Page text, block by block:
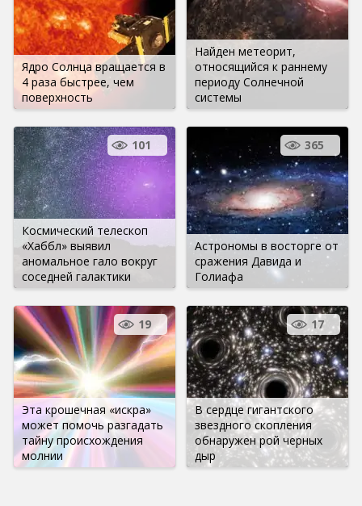
Ядро Солнца вращается в
4 раза быстрее, чем
поверхность
Найден метеорит,
относящийся к раннему
периоду Солнечной
системы
Космический телескоп
«Хаббл» выявил
аномальное гало вокруг
соседней галактики
101
Астрономы в восторге от
сражения Давида и
Голиафа
365
Эта крошечная «искра»
может помочь разгадать
тайну происхождения
молнии
19
В сердце гигантского
звездного скопления
обнаружен рой черных
дыр
17